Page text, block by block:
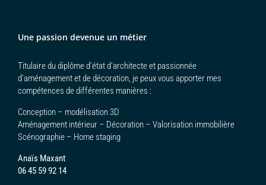
Une passion devenue un métier
Titulaire du diplôme d’état d’architecte et passionnée
d’aménagement et de décoration, je peux vous apporter mes
compétences de différentes manières :
Conception – modélisation 3D
Aménagement intérieur – Décoration – Valorisation immobilière
Scénographie – Home staging
Anaïs Maxant
06 45 59 92 14